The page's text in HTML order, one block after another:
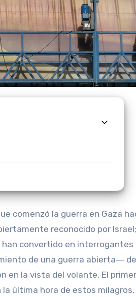
reconocido por
han convertido en interrogantes
de una guerra abierta― de
en la vista del volante. El
la última hora de estos milagros,